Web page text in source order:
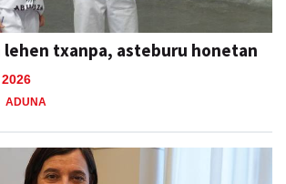
lehen txanpa, asteburu honetan
ADUNA